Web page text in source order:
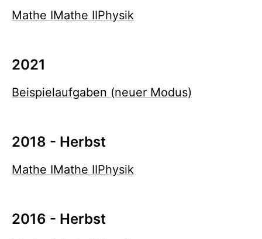
Mathe IMathe IIPhysik
2021
Beispielaufgaben (neuer Modus)
2018 - Herbst
Mathe IMathe IIPhysik
2016 - Herbst